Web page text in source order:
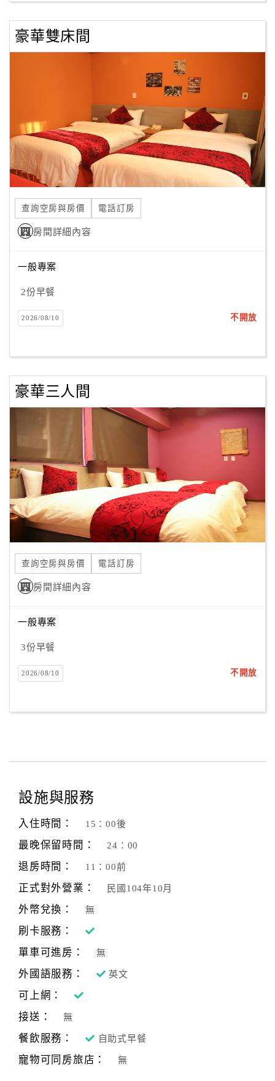
客
服
聯
線
上
客
服
紅
利
查
訂
房
Q&A
旅
卡
請
款
收
據
合
作
提
案
店
作
作
旅
伴
劃
商
品
傳
豪華雙床間
查詢空房與房價 電話訂房
房間詳細內容
一般專案
2份早餐
2026/08/10 不開放
豪華三人間
查詢空房與房價 電話訂房
房間詳細內容
一般專案
3份早餐
2026/08/10 不開放
設施與服務
入住時間： 15：00後
最晚保留時間： 24：00
退房時間： 11：00前
正式對外營業： 民國104年10月
外幣兌換： 無
刷卡服務：
單車可進房：
無
外國語服務： 英文
可上網：
接送：
無
餐飲服務： 自助式早餐
寵物可同房旅店： 無